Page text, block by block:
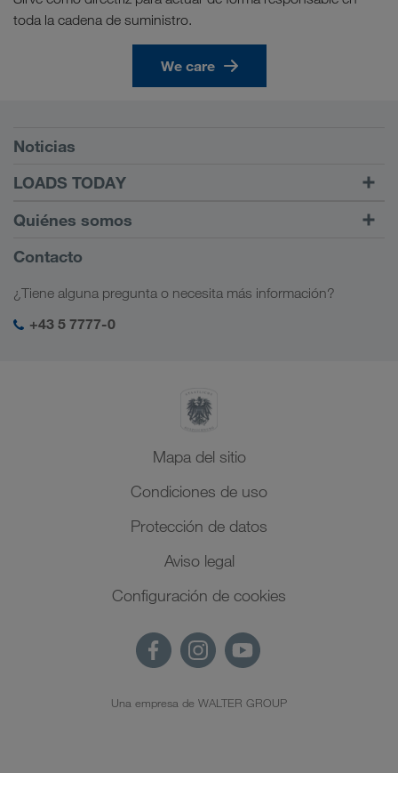
toda la cadena de suministro.
We care
Requisitos previos
Noticias
LOADS TODAY
Encontrar carga en
LOADS TODAY
Más información
Ir a inicio de sesión
Quiénes somos
Información sobre la empresa
Management SHEQ
Contacto
¿Tiene alguna pregunta o necesita más información?
+43 5 7777-0
Mapa del sitio
Condiciones de uso
Protección de datos
Aviso legal
Configuración de cookies
Una empresa de WALTER GROUP